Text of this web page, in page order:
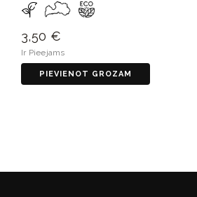
3,50 €
Ir Pieejams
PIEVIENOT GROZAM